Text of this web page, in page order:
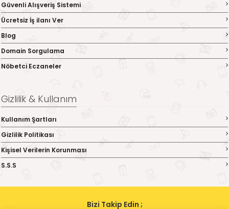
Güvenli Alışveriş Sistemi
Ücretsiz İş ilanı Ver
Blog
Domain Sorgulama
Nöbetci Eczaneler
Gizlilik & Kullanım
Kullanım Şartları
Gizlilik Politikası
Kişisel Verilerin Korunması
S.S.S
Bizi Takip Edin ;